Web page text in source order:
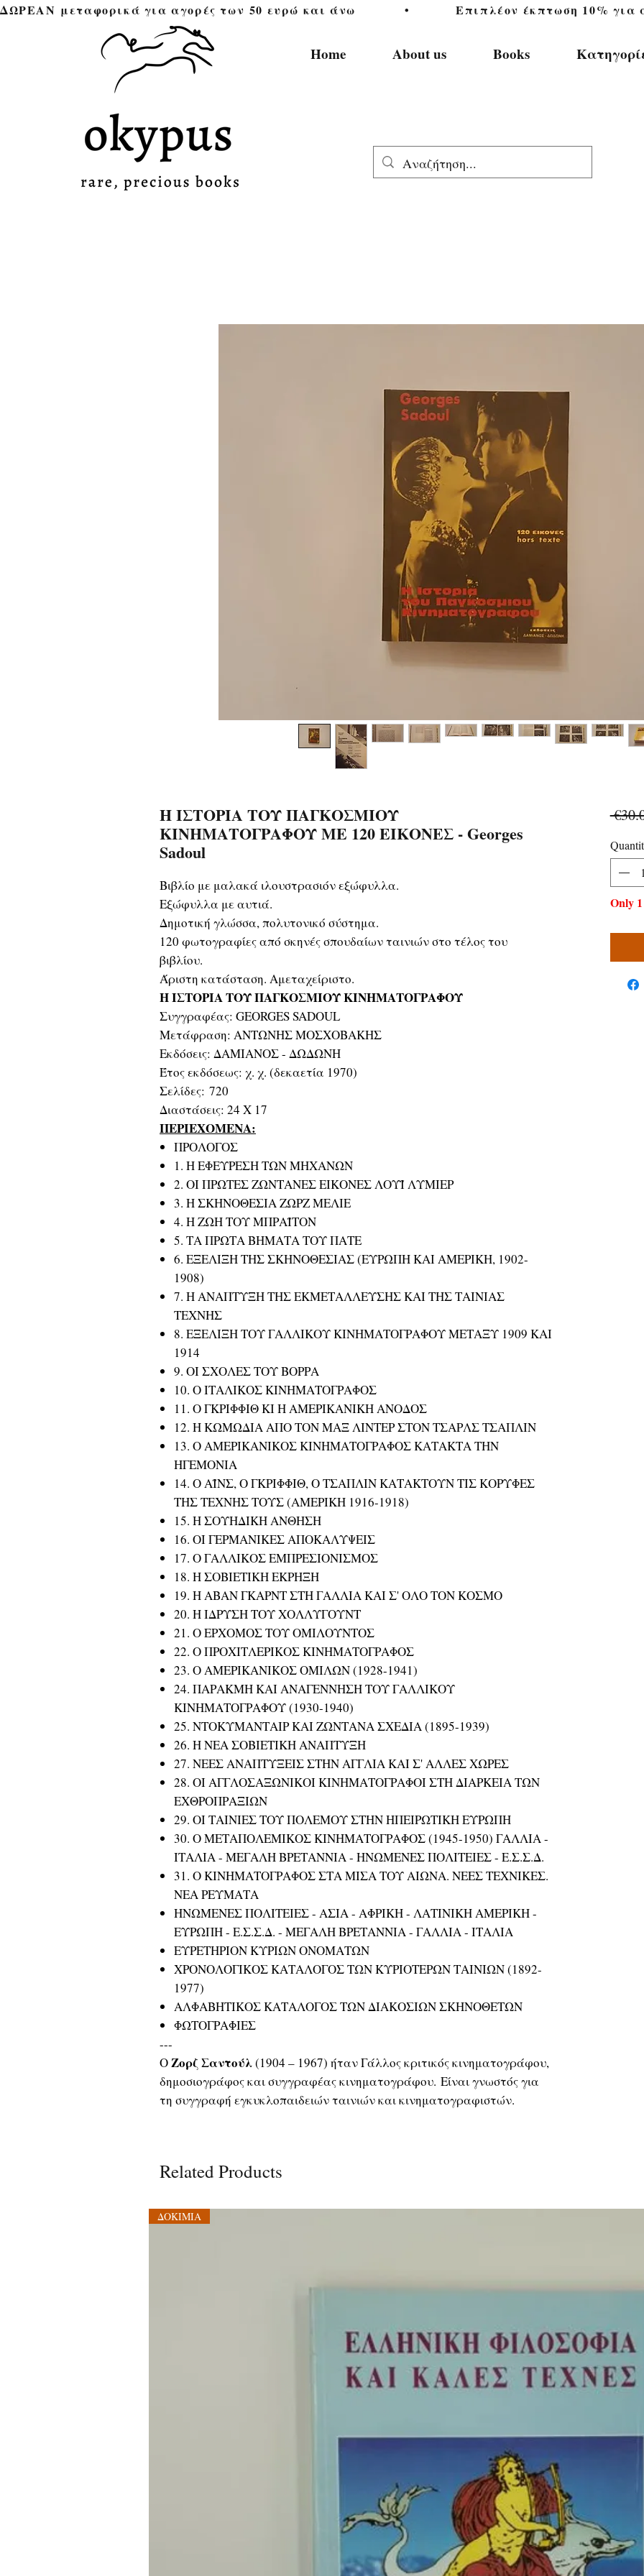
ΔΩΡΕΑΝ μεταφορικά για αγορές των 50 ευρώ και άνω            •           Επιπλέον έκπτωση 10%
Home About us Books
Η ΙΣΤΟΡΙΑ ΤΟΥ ΠΑΓΚΟΣΜΙΟΥ
ΚΙΝΗΜΑΤΟΓΡΑΦΟΥ ΜΕ 120 ΕΙΚΟΝΕΣ - Georges
Sadoul
Βιβλίο με μαλακά ιλουστρασιόν εξώφυλλα.
Εξώφυλλα με αυτιά.
Δημοτική γλώσσα, πολυτονικό σύστημα.
120 φωτογραφίες από σκηνές σπουδαίων ταινιών στο τέλος του
βιβλίου.
Άριστη κατάσταση. Αμεταχείριστο.
Η ΙΣΤΟΡΙΑ ΤΟΥ ΠΑΓΚΟΣΜΙΟΥ ΚΙΝΗΜΑΤΟΓΡΑΦΟΥ
Συγγραφέας: GEORGES SADOUL
Μετάφραση: ΑΝΤΩΝΗΣ ΜΟΣΧΟΒΑΚΗΣ
Εκδόσεις: ΔΑΜΙΑΝΟΣ - ΔΩΔΩΝΗ
Έτος εκδόσεως: χ. χ. (δεκαετία 1970)
Σελίδες: 720
Διαστάσεις: 24 Χ 17
ΠΕΡΙΕΧΟΜΕΝΑ:
ΠΡΟΛΟΓΟΣ
1. Η ΕΦΕΥΡΕΣΗ ΤΩΝ ΜΗΧΑΝΩΝ
2. ΟΙ ΠΡΩΤΕΣ ΖΩΝΤΑΝΕΣ ΕΙΚΟΝΕΣ ΛΟΥΪ ΛΥΜΙΕΡ
3. Η ΣΚΗΝΟΘΕΣΙΑ ΖΩΡΖ ΜΕΛΙΕ
4. Η ΖΩΗ ΤΟΥ ΜΠΡΑΪΤΟΝ
5. ΤΑ ΠΡΩΤΑ ΒΗΜΑΤΑ ΤΟΥ ΠΑΤΕ
6. ΕΞΕΛΙΞΗ ΤΗΣ ΣΚΗΝΟΘΕΣΙΑΣ (ΕΥΡΩΠΗ ΚΑΙ ΑΜΕΡΙΚΗ, 1902-
1908)
7. Η ΑΝΑΠΤΥΞΗ ΤΗΣ ΕΚΜΕΤΑΛΛΕΥΣΗΣ ΚΑΙ ΤΗΣ ΤΑΙΝΙΑΣ
ΤΕΧΝΗΣ
8. ΕΞΕΛΙΞΗ ΤΟΥ ΓΑΛΛΙΚΟΥ ΚΙΝΗΜΑΤΟΓΡΑΦΟΥ ΜΕΤΑΞΥ 1909 ΚΑΙ
1914
9. ΟΙ ΣΧΟΛΕΣ ΤΟΥ ΒΟΡΡΑ
10. Ο ΙΤΑΛΙΚΟΣ ΚΙΝΗΜΑΤΟΓΡΑΦΟΣ
11. Ο ΓΚΡΙΦΦΙΘ ΚΙ Η ΑΜΕΡΙΚΑΝΙΚΗ ΑΝΟΔΟΣ
12. Η ΚΩΜΩΔΙΑ ΑΠΟ ΤΟΝ ΜΑΞ ΛΙΝΤΕΡ ΣΤΟΝ ΤΣΑΡΛΣ ΤΣΑΠΛΙΝ
13. Ο ΑΜΕΡΙΚΑΝΙΚΟΣ ΚΙΝΗΜΑΤΟΓΡΑΦΟΣ ΚΑΤΑΚΤΑ ΤΗΝ
ΗΓΕΜΟΝΙΑ
14. Ο ΑΪΝΣ, Ο ΓΚΡΙΦΦΙΘ, Ο ΤΣΑΠΛΙΝ ΚΑΤΑΚΤΟΥΝ ΤΙΣ ΚΟΡΥΦΕΣ
ΤΗΣ ΤΕΧΝΗΣ ΤΟΥΣ (ΑΜΕΡΙΚΗ 1916-1918)
15. Η ΣΟΥΗΔΙΚΗ ΑΝΘΗΣΗ
16. ΟΙ ΓΕΡΜΑΝΙΚΕΣ ΑΠΟΚΑΛΥΨΕΙΣ
17. Ο ΓΑΛΛΙΚΟΣ ΕΜΠΡΕΣΙΟΝΙΣΜΟΣ
18. Η ΣΟΒΙΕΤΙΚΗ ΕΚΡΗΞΗ
19. Η ΑΒΑΝ ΓΚΑΡΝΤ ΣΤΗ ΓΑΛΛΙΑ ΚΑΙ Σ' ΟΛΟ ΤΟΝ ΚΟΣΜΟ
20. Η ΙΔΡΥΣΗ ΤΟΥ ΧΟΛΛΥΓΟΥΝΤ
21. Ο ΕΡΧΟΜΟΣ ΤΟΥ ΟΜΙΛΟΥΝΤΟΣ
22. Ο ΠΡΟΧΙΤΛΕΡΙΚΟΣ ΚΙΝΗΜΑΤΟΓΡΑΦΟΣ
23. Ο ΑΜΕΡΙΚΑΝΙΚΟΣ ΟΜΙΛΩΝ (1928-1941)
24. ΠΑΡΑΚΜΗ ΚΑΙ ΑΝΑΓΕΝΝΗΣΗ ΤΟΥ ΓΑΛΛΙΚΟΥ
ΚΙΝΗΜΑΤΟΓΡΑΦΟΥ (1930-1940)
25. ΝΤΟΚΥΜΑΝΤΑΙΡ ΚΑΙ ΖΩΝΤΑΝΑ ΣΧΕΔΙΑ (1895-1939)
26. Η ΝΕΑ ΣΟΒΙΕΤΙΚΗ ΑΝΑΠΤΥΞΗ
27. ΝΕΕΣ ΑΝΑΠΤΥΞΕΙΣ ΣΤΗΝ ΑΓΓΛΙΑ ΚΑΙ Σ' ΑΛΛΕΣ ΧΩΡΕΣ
28. ΟΙ ΑΓΓΛΟΣΑΞΩΝΙΚΟΙ ΚΙΝΗΜΑΤΟΓΡΑΦΟΙ ΣΤΗ ΔΙΑΡΚΕΙΑ ΤΩΝ
ΕΧΘΡΟΠΡΑΞΙΩΝ
29. ΟΙ ΤΑΙΝΙΕΣ ΤΟΥ ΠΟΛΕΜΟΥ ΣΤΗΝ ΗΠΕΙΡΩΤΙΚΗ ΕΥΡΩΠΗ
30. Ο ΜΕΤΑΠΟΛΕΜΙΚΟΣ ΚΙΝΗΜΑΤΟΓΡΑΦΟΣ (1945-1950) ΓΑΛΛΙΑ -
ΙΤΑΛΙΑ - ΜΕΓΑΛΗ ΒΡΕΤΑΝΝΙΑ - ΗΝΩΜΕΝΕΣ ΠΟΛΙΤΕΙΕΣ - Ε.Σ.Σ.Δ.
31. Ο ΚΙΝΗΜΑΤΟΓΡΑΦΟΣ ΣΤΑ ΜΙΣΑ ΤΟΥ ΑΙΩΝΑ. ΝΕΕΣ ΤΕΧΝΙΚΕΣ.
ΝΕΑ ΡΕΥΜΑΤΑ
ΗΝΩΜΕΝΕΣ ΠΟΛΙΤΕΙΕΣ - ΑΣΙΑ - ΑΦΡΙΚΗ - ΛΑΤΙΝΙΚΗ ΑΜΕΡΙΚΗ -
ΕΥΡΩΠΗ - Ε.Σ.Σ.Δ. - ΜΕΓΑΛΗ ΒΡΕΤΑΝΝΙΑ - ΓΑΛΛΙΑ - ΙΤΑΛΙΑ
ΕΥΡΕΤΗΡΙΟΝ ΚΥΡΙΩΝ ΟΝΟΜΑΤΩΝ
ΧΡΟΝΟΛΟΓΙΚΟΣ ΚΑΤΑΛΟΓΟΣ ΤΩΝ ΚΥΡΙΟΤΕΡΩΝ ΤΑΙΝΙΩΝ (1892-
1977)
ΑΛΦΑΒΗΤΙΚΟΣ ΚΑΤΑΛΟΓΟΣ ΤΩΝ ΔΙΑΚΟΣΙΩΝ ΣΚΗΝΟΘΕΤΩΝ
ΦΩΤΟΓΡΑΦΙΕΣ
---
ΟΖορζ Σαντούλ(1904 – 1967) ήταν Γάλλος κριτικός κινηματογράφου,
δημοσιογράφος και συγγραφέας κινηματογράφου. Είναι γνωστός για
τη συγγραφή εγκυκλοπαιδειών ταινιών και κινηματογραφιστών.
Only
Related Products
ΔΟΚΙΜΙΑ